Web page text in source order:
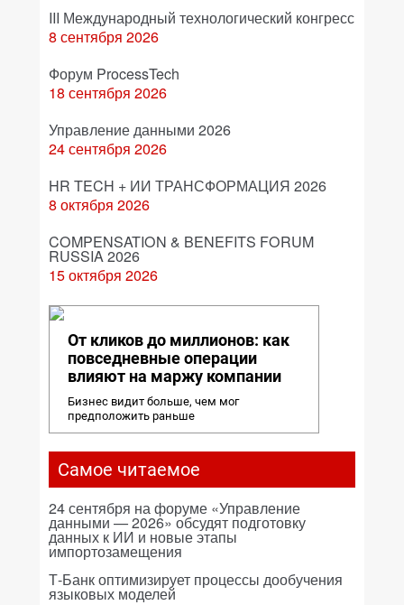
III Международный технологический конгресс
8 сентября 2026
Форум ProcessTech
18 сентября 2026
Управление данными 2026
24 сентября 2026
HR TECH + ИИ ТРАНСФОРМАЦИЯ 2026
8 октября 2026
COMPENSATION & BENEFITS FORUM
RUSSIA 2026
15 октября 2026
От кликов до миллионов: как
повседневные операции
влияют на маржу компании
Бизнес видит больше, чем мог
предположить раньше
Самое читаемое
24 сентября на форуме «Управление
данными — 2026» обсудят подготовку
данных к ИИ и новые этапы
импортозамещения
Т-Банк оптимизирует процессы дообучения
языковых моделей